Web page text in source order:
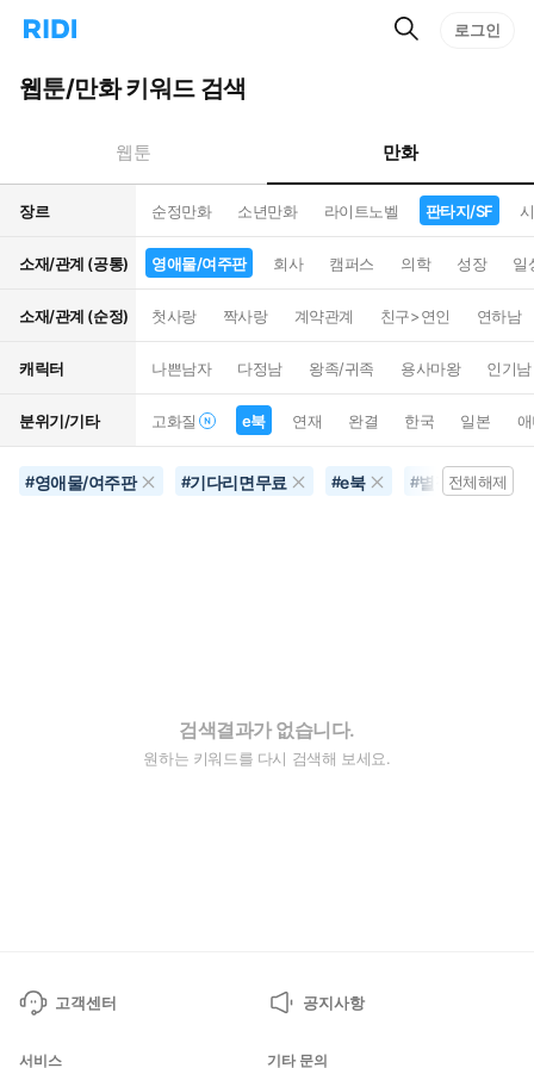
리
홈
으
턴
트
검
로그인
웹툰/만화 키워드 검색
웹툰 만화
장르 순정만화 소년만화 라이트노벨 판타지/SF
소재/관계 (공통) 영애물/여주판 회사 캠퍼스 의학 성장 일
소재/관계 (순정) 첫사랑 짝사랑 계약관계 친구>연인 연하남
캐릭터 나쁜남자 다정남 왕족/귀족 용사마왕 인기남
분위기/기타 고화질 e북 연재 완결 한국 일본
#영애물/여주판 #기다리면무료 #e북 #별점500개이상
전체해제
검색결과가 없습니다.
원하는 키워드를 다시 검색해 보세요.
고객센터 공지사항
서비스 기타 문의